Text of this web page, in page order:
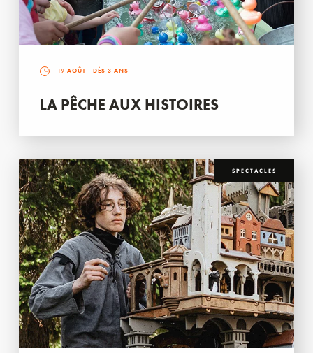
19 AOÛT - DÈS 3 ANS
LA PÊCHE AUX HISTOIRES
SPECTACLES